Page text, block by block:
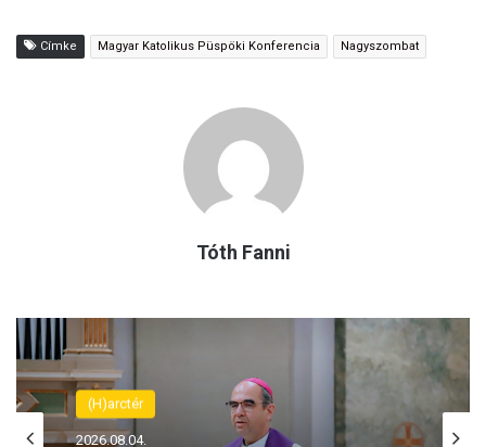
Címke Magyar Katolikus Püspöki Konferencia Nagyszombat
Tóth Fanni
(H)arctér
2026.08.04.